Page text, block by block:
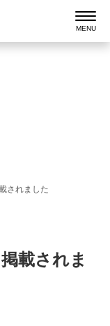
されました
載されま